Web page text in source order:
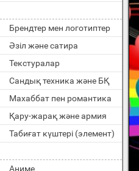
Брендтер мен логотиптер
Әзіл және сатира
Текстуралар
Сандық техника және БҚ
Махаббат пен романтика
Қару-жарақ және армия
Табиғат күштері (элемент)
Аниме